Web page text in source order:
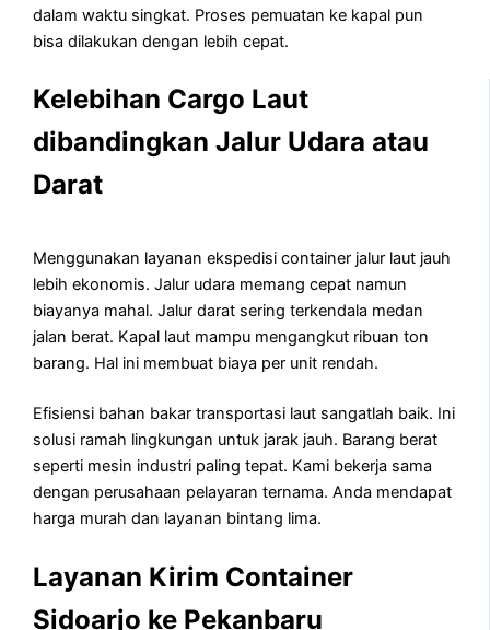
dalam waktu singkat. Proses pemuatan ke kapal pun
bisa dilakukan dengan lebih cepat.
Kelebihan Cargo Laut
dibandingkan Jalur Udara atau
Darat
Menggunakan layanan ekspedisi container jalur laut jauh
lebih ekonomis. Jalur udara memang cepat namun
biayanya mahal. Jalur darat sering terkendala medan
jalan berat. Kapal laut mampu mengangkut ribuan ton
barang. Hal ini membuat biaya per unit rendah.
Efisiensi bahan bakar transportasi laut sangatlah baik. Ini
solusi ramah lingkungan untuk jarak jauh. Barang berat
seperti mesin industri paling tepat. Kami bekerja sama
dengan perusahaan pelayaran ternama. Anda mendapat
harga murah dan layanan bintang lima.
Layanan Kirim Container
Sidoarjo ke Pekanbaru